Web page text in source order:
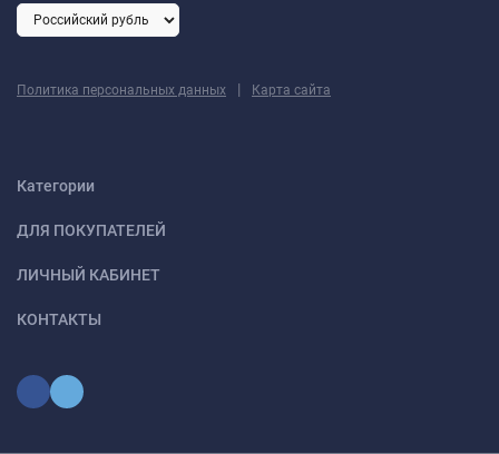
Политика персональных данных | Карта сайта
Категории
ДЛЯ ПОКУПАТЕЛЕЙ
ЛИЧНЫЙ КАБИНЕТ
КОНТАКТЫ